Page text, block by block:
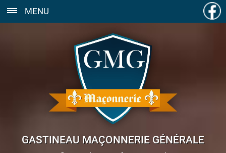
MENU
GASTINEAU MAÇONNERIE GÉNÉRALE